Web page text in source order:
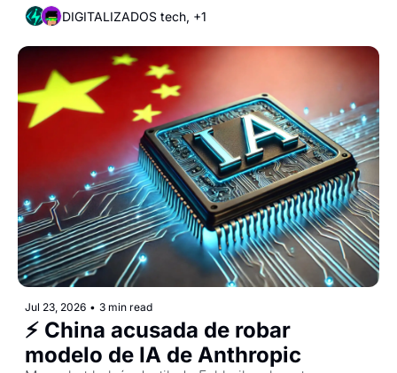
DIGITALIZADOS tech, +1
Jul 23, 2026 • 3 min read
⚡ China acusada de robar
modelo de IA de Anthropic